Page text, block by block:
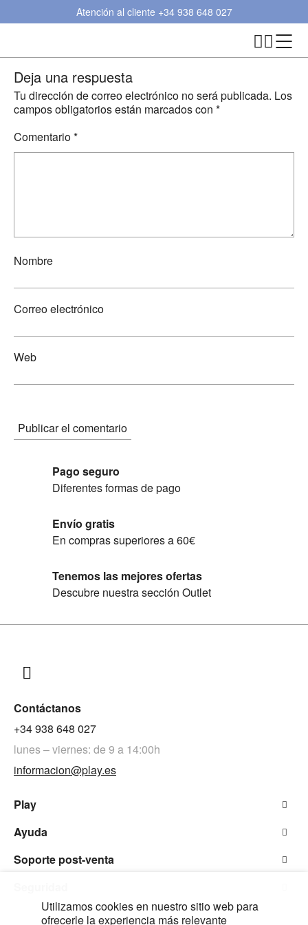
Atención al cliente +34 938 648 027
Deja una respuesta
Tu dirección de correo electrónico no será publicada. Los
campos obligatorios están marcados con *
Comentario*
Nombre
Correo electrónico
Web
Pago seguro
Diferentes formas de pago
Envío gratis
En compras superiores a 60€
Tenemos las mejores ofertas
Descubre nuestra sección Outlet
Contáctanos
+34 938 648 027
lunes – viernes: de 9 a 14:00h
informacion@play.es
Play
Ayuda
Soporte post-venta
Utilizamos cookies en nuestro sitio web para
ofrecerle la experiencia más relevante